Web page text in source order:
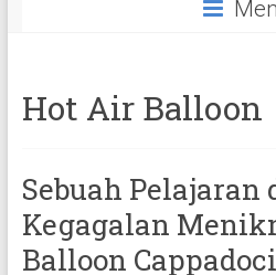
Hot Air Balloon
Sebuah Pelajaran
Kegagalan
Balloon